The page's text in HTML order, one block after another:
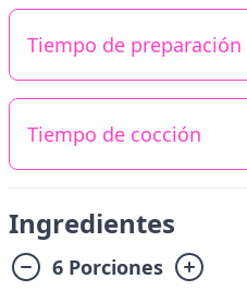
Tiempo de preparación
Tiempo de cocción
Ingredientes
6 Porciones